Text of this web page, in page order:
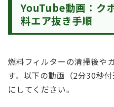
YouTube動画：ク
料エア抜き手順
燃料フィルターの清掃後や
す。以下の動画（2分30秒
にしてください。